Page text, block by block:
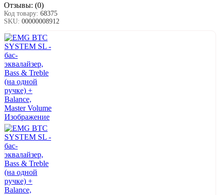
Отзывы: (0)
Код товару: 68375
SKU: 00000008912